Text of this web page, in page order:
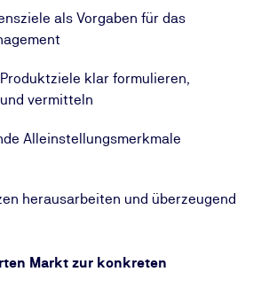
als Vorgaben für das
klar formulieren,
vermitteln
Alleinstellungsmerkmale
herausarbeiten und überzeugend
Markt zur konkreten